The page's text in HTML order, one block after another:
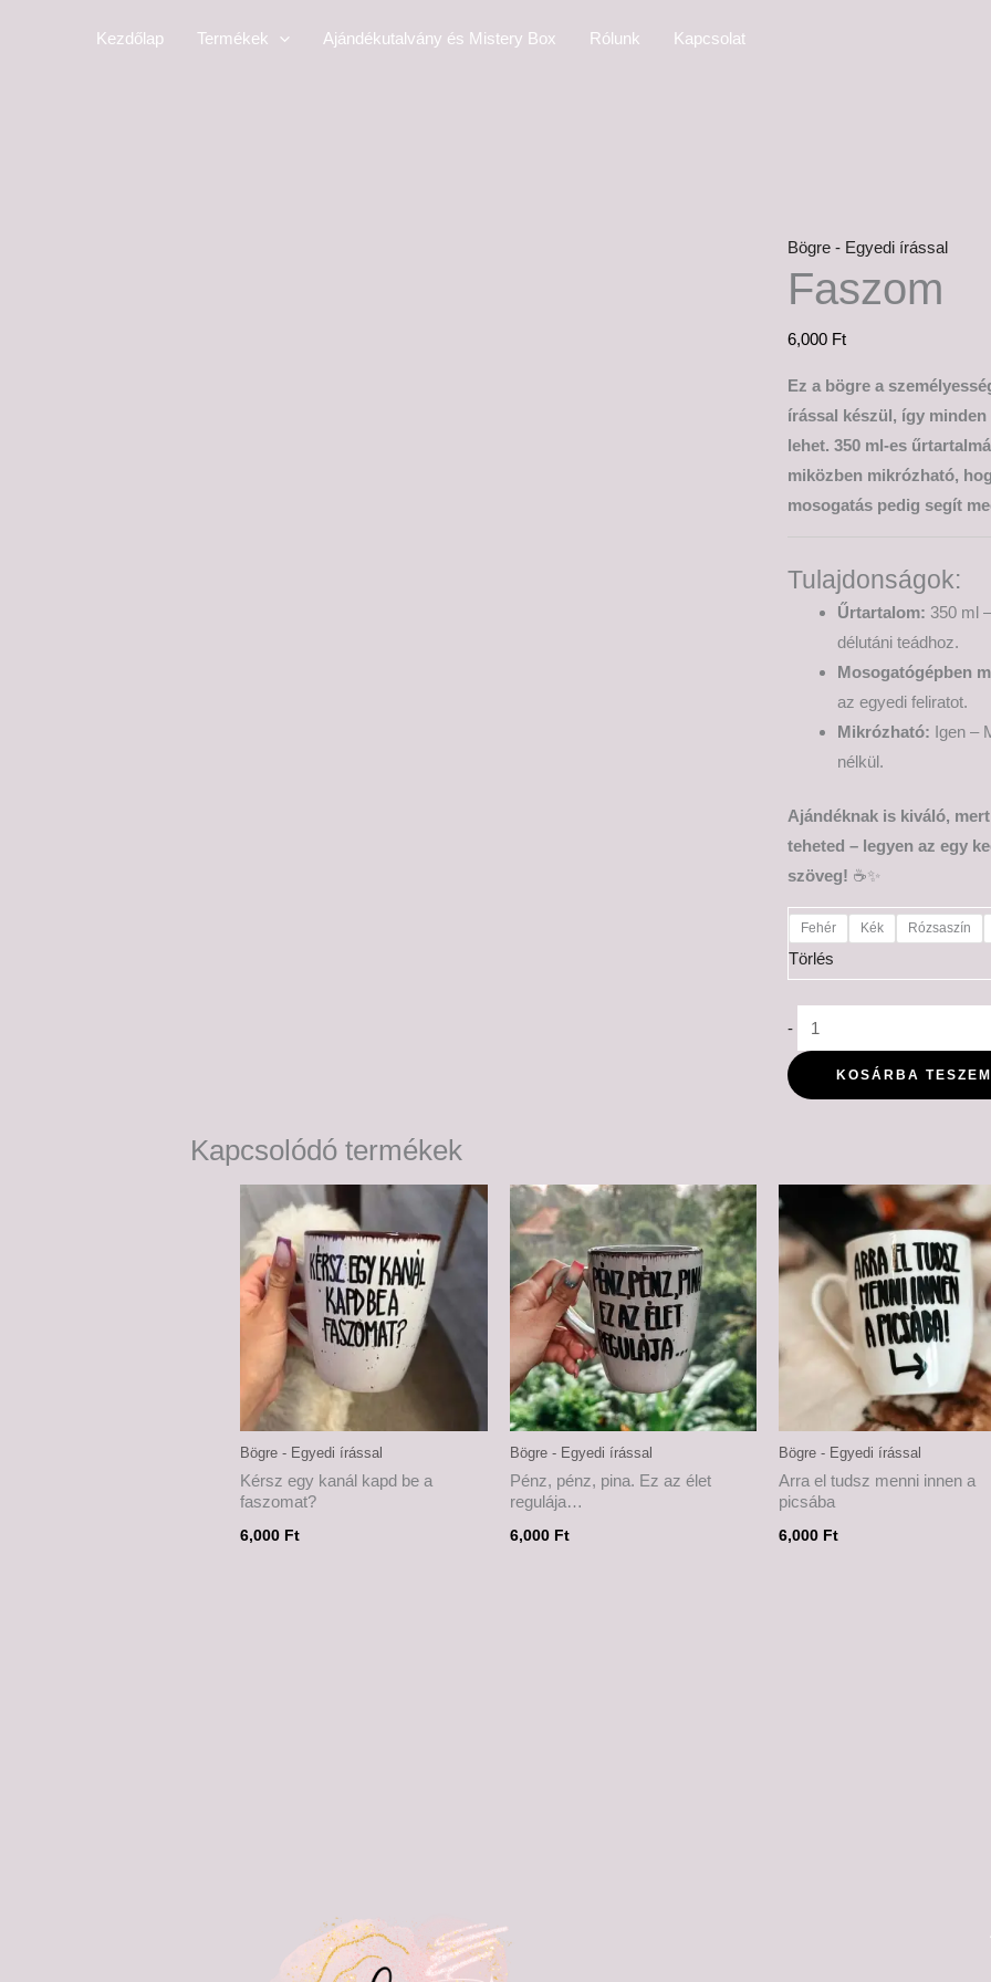
Kezdőlap Termékek Ajándékutalvány és Mistery Box Rólunk Kapcsolat
Bögre - Egyedi írással
Faszom
6,000 Ft
Ez a bögre a
írással készül, így
lehet. 350 ml-es
miközben mikrózható,
mosogatás pedig segít
Tulajdonságok:
Űrtartalom: 350 ml
délutáni teádhoz.
Mosogatógépben
az egyedi feliratot.
Mikrózható: Igen –
nélkül.
Ajándéknak is kiváló,
teheted – legyen az egy
szöveg! ☕✨
Fehér Kék Rózsaszín
Törlés
-
KOSÁRBA
Kapcsolódó termékek
Bögre - Egyedi írással
Kérsz egy kanál kapd be a
faszomat?
6,000 Ft
Bögre - Egyedi írással
Pénz, pénz, pina. Ez az élet
regulája…
6,000 Ft
Bögre - Egyedi írással
Arra el tudsz menni innen a
picsába
6,000 Ft